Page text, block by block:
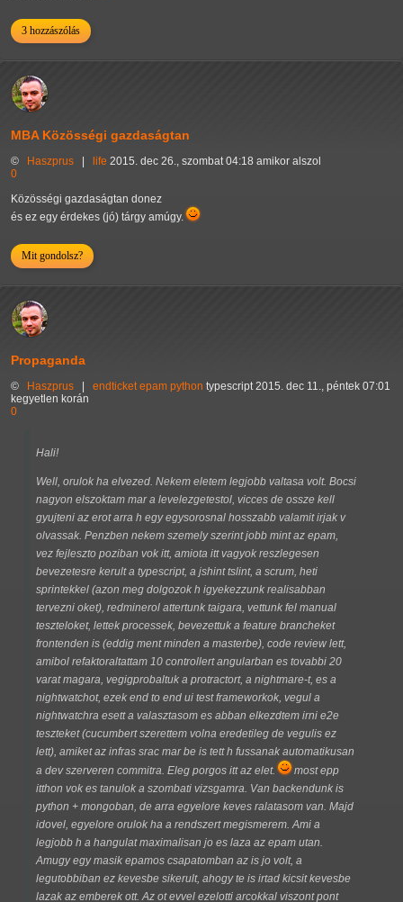
3 hozzászólás
MBA Közösségi gazdaságtan
© Haszprus life 2015. dec 26., szombat 04:18 amikor alszol
0
Közösségi gazdaságtan donez
és ez egy érdekes (jó) tárgy amúgy.
Mit gondolsz?
Propaganda
© Haszprus endticket epam python typescript 2015. dec 11., péntek 07:01
kegyetlen korán
0
Hali!
Well, orulok ha elvezed. Nekem eletem legjobb valtasa volt. Bocsi
nagyon elszoktam mar a levelezgetestol, vicces de ossze kell
gyujteni az erot arra h egy egysorosnal hosszabb valamit irjak v
olvassak. Penzben nekem szemely szerint jobb mint az epam,
vez fejleszto poziban vok itt, amiota itt vagyok reszlegesen
bevezetesre kerult a typescript, a jshint tslint, a scrum, heti
sprintekkel (azon meg dolgozok h igyekezzunk realisabban
tervezni oket), redminerol attertunk taigara, vettunk fel manual
teszteloket, lettek processek, bevezettuk a feature brancheket
frontenden is (eddig ment minden a masterbe), code review lett,
amibol refaktoraltattam 10 controllert angularban es tovabbi 20
varat magara, vegigprobaltuk a protractort, a nightmare-t, es a
nightwatchot, ezek end to end ui test frameworkok, vegul a
nightwatchra esett a valasztasom es abban elkezdtem irni e2e
teszteket (cucumbert szerettem volna eredetileg de vegulis ez
lett), amiket az infras srac mar be is tett h fussanak automatikusan
a dev szerveren commitra. Eleg porgos itt az elet.
most epp
itthon vok es tanulok a szombati vizsgamra. Van backendunk is
python + mongoban, de arra egyelore keves ralatasom van. Majd
idovel, egyelore orulok ha a rendszert megismerem. Ami a
legjobb h a hangulat maximalisan jo es laza az epam utan.
Amugy egy masik epamos csapatomban az is jo volt, a
legutobbiban ez kevesbe sikerult, ahogy te is irtad kicsit kevesbe
lazak az emberek ott. Az ot evvel ezelotti arcokkal viszont pont